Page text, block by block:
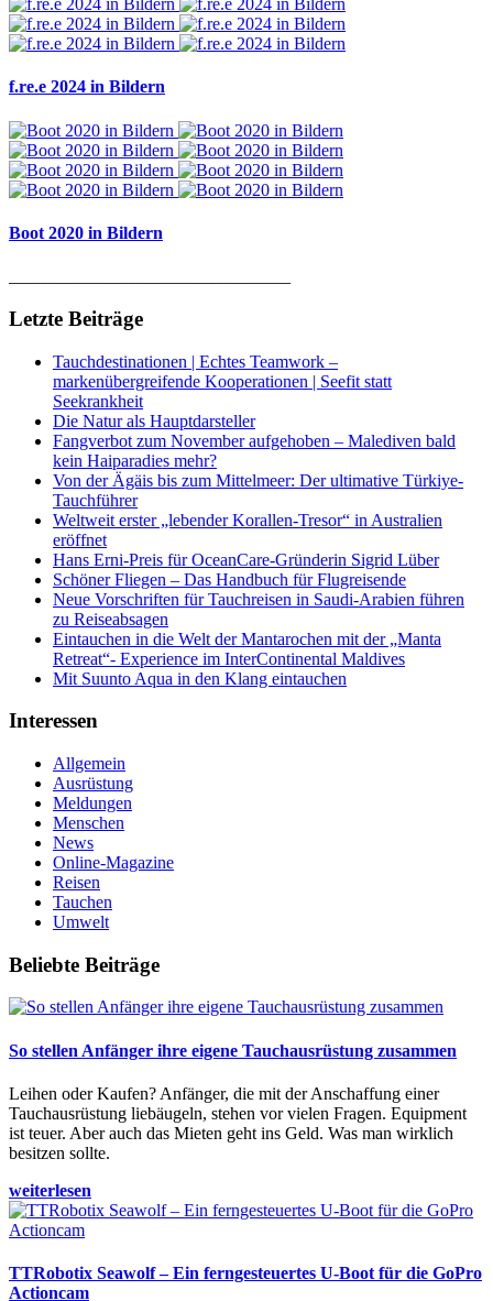
f.re.e 2024 in Bildern
Boot 2020 in Bildern
Letzte Beiträge
Tauchdestinationen | Echtes Teamwork –
markenübergreifende Kooperationen | Seefit statt
Seekrankheit
Die Natur als Hauptdarsteller
Fangverbot zum November aufgehoben – Malediven bald
kein Haiparadies mehr?
Von der Ägäis bis zum Mittelmeer: Der ultimative Türkiye-
Tauchführer
Weltweit erster „lebender Korallen-Tresor“ in Australien
eröffnet
Hans Erni-Preis für OceanCare-Gründerin Sigrid Lüber
Schöner Fliegen – Das Handbuch für Flugreisende
Neue Vorschriften für Tauchreisen in Saudi-Arabien führen
zu Reiseabsagen
Eintauchen in die Welt der Mantarochen mit der „Manta
Retreat“- Experience im InterContinental Maldives
Mit Suunto Aqua in den Klang eintauchen
Interessen
Allgemein
Ausrüstung
Meldungen
Menschen
News
Online-Magazine
Reisen
Tauchen
Umwelt
Beliebte Beiträge
So stellen Anfänger ihre eigene Tauchausrüstung zusammen
Leihen oder Kaufen? Anfänger, die mit der Anschaffung einer
Tauchausrüstung liebäugeln, stehen vor vielen Fragen. Equipment
ist teuer. Aber auch das Mieten geht ins Geld. Was man wirklich
besitzen sollte.
weiterlesen
TTRobotix Seawolf – Ein ferngesteuertes U-Boot für die GoPro
Actioncam